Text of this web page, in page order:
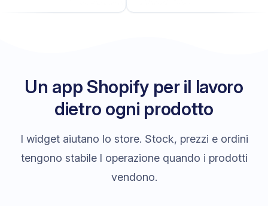
Un app Shopify per il lavoro
dietro ogni prodotto
I widget aiutano lo store. Stock, prezzi e ordini
tengono stabile l operazione quando i prodotti
vendono.